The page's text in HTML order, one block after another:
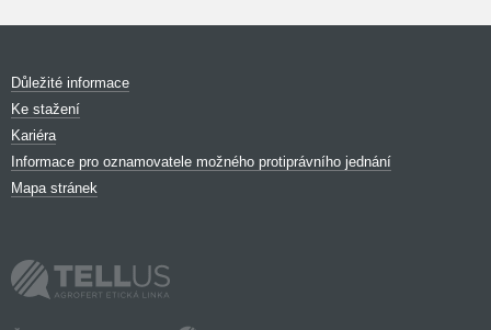
Důležité informace
Ke stažení
Kariéra
Informace pro oznamovatele možného protiprávního jednání
Mapa stránek